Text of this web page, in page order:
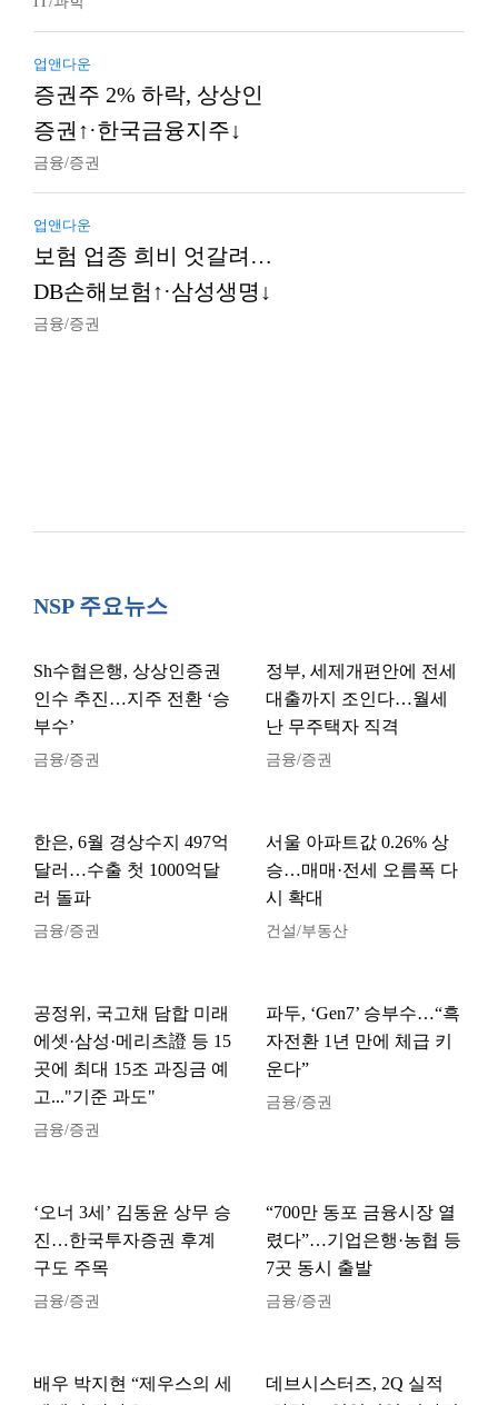
업앤다운
증권주 2% 하락, 상상인
증권↑·한국금융지주↓
금융/증권
업앤다운
보험 업종 희비 엇갈려…
DB손해보험↑·삼성생명↓
금융/증권
NSP 주요뉴스
Sh수협은행, 상상인증권
인수 추진…지주 전환 ‘승
부수’
금융/증권
정부, 세제개편안에 전세
대출까지 조인다…월세
난 무주택자 직격
금융/증권
한은, 6월 경상수지 497억
달러…수출 첫 1000억달
러 돌파
금융/증권
서울 아파트값 0.26% 상
승…매매·전세 오름폭 다
시 확대
건설/부동산
공정위, 국고채 담합 미래
에셋·삼성·메리츠證 등 15
곳에 최대 15조 과징금 예
고..."기준 과도"
금융/증권
파두, ‘Gen7’ 승부수…“흑
자전환 1년 만에 체급 키
운다”
금융/증권
‘오너 3세’ 김동윤 상무 승
진…한국투자증권 후계
구도 주목
금융/증권
“700만 동포 금융시장 열
렸다”…기업은행·농협 등
7곳 동시 출발
금융/증권
배우 박지현 “제우스의 세
데브시스터즈, 2Q 실적